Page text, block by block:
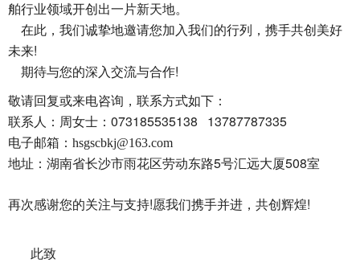
舶行业领域开创出一片新天地。
在此，我们诚挚地邀请您加入我们的行列，携手共创美好
未来!
期待与您的深入交流与合作!
敬请回复或来电咨询，联系方式如下：
联系人：周女士： 073185535138 13787787335
电子邮箱： hsgscbkj@163.com
地址：湖南省长沙市雨花区劳动东路5号汇远大厦508室
再次感谢您的关注与支持!愿我们携手并进，共创辉煌!
此致